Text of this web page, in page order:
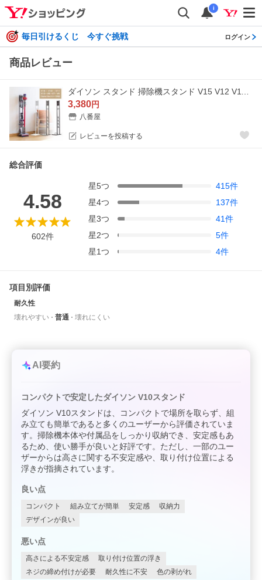
i
毎日引けるくじ 今すぐ挑戦 ログイン
商品レビュー
3,380円
八番屋
レビューを投稿する
総合評価
4.58
602件
星5つ 415件
星4つ 137件
星3つ 41件
星2つ 5件
星1つ 4件
項目別評価
耐久性
壊れやすい
普通 壊れにくい
AI要約
コンパクトで安定したダイソン V10スタンド
ダイソン V10スタンドは、コンパクトで場所を取らず、組
み立ても簡単であると多くのユーザーから評価されていま
す。掃除機本体や付属品をしっかり収納でき、安定感もあ
るため、使い勝手が良いと好評です。ただし、一部のユー
ザーからは高さに関する不安定感や、取り付け位置による
浮きが指摘されています。
良い点
コンパクト 組み立てが簡単 安定感
収納力
デザインが良い
悪い点
高さによる不安定感
取り付け位置の浮き
ネジの締め付けが必要
耐久性に不安 色の剥がれ